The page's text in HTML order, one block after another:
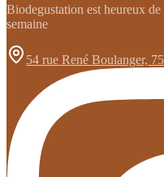
Biodegustation est heureux
semaine
54 rue René Boulanger,